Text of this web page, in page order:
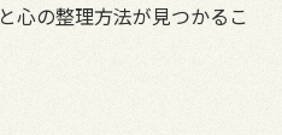
心の整理方法が見つかるこ